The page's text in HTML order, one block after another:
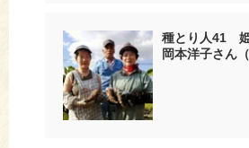
種とり人41
岡本洋子さん